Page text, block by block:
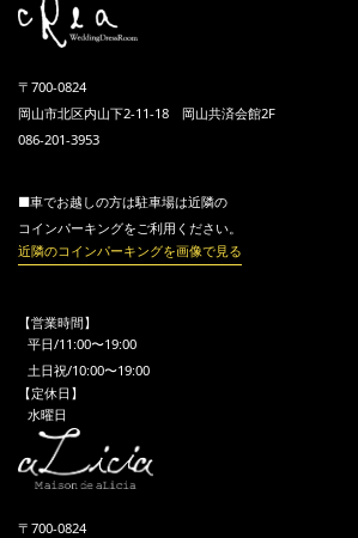
〒700-0824
岡山市北区内山下2-11-18 岡山共済会館2F
086-201-3953
■車でお越しの方は駐車場は近隣の
コインパーキングをご利用ください。
近隣のコインパーキングを画像で見る
【営業時間】
平日/11:00〜19:00
土日祝/10:00〜19:00
【定休日】
水曜日
〒700-0824